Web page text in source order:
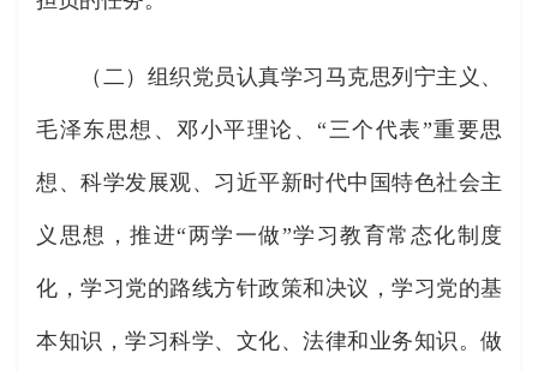
（二）组织党员认真学习马克思列宁主义、
毛泽东思想、邓小平理论、“三个代表”重要思
想、科学发展观、习近平新时代中国特色社会主
义思想，推进“两学一做”学习教育常态化制度
化，学习党的路线方针政策和决议，学习党的基
本知识，学习科学、文化、法律和业务知识。做